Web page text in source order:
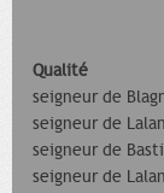
Qualité
seigneur de
seigneur de
seigneur de
seigneur de